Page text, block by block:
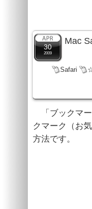
30
2009
Mac
Safari
「ブックマ
クマーク（お
方法です。